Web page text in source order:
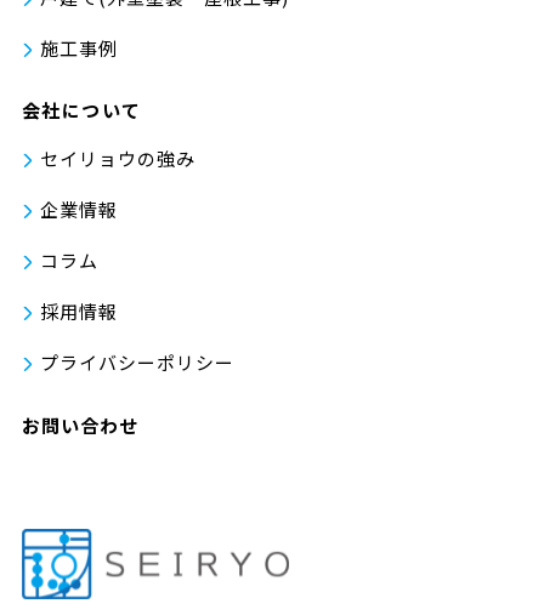
施工事例
会社について
セイリョウの強み
企業情報
コラム
採用情報
プライバシーポリシー
お問い合わせ